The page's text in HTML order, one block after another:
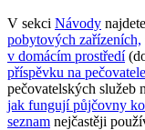
V sekci Návody
pobytových zařízeních,
v domácím prostředí
příspěvku na
pečovatelských služeb
jak fungují půjčovny
seznam nejčastěji